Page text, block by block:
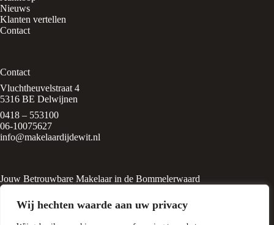
Wij hechten waarde aan uw privacy
Nieuws
Klanten vertellen
Contact
Contact
Vluchtheuvelstraat 4
5316 BE Delwijnen
0418 – 553100
06-10075627
info@makelaardijdewit.nl
Jouw Betrouwbare Makelaar in de Bommelerwaard
rustige, groene dorp